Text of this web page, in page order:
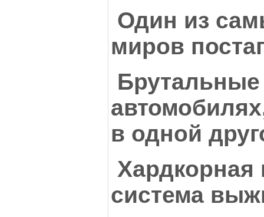
Один из
миров
Брутальные
в одной
Хардкорная
система